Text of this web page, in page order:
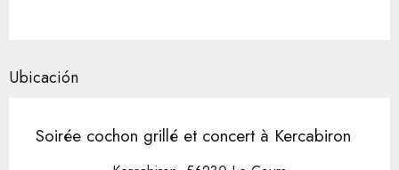
Ubicación
Soirée cochon grillé et concert à Kercabiron